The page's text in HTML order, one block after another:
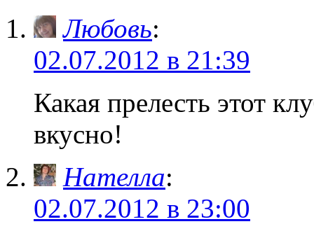
Любовь:
02.07.2012 в 21:39
Какая прелесть этот
вкусно!
Нателла:
02.07.2012 в 23:00